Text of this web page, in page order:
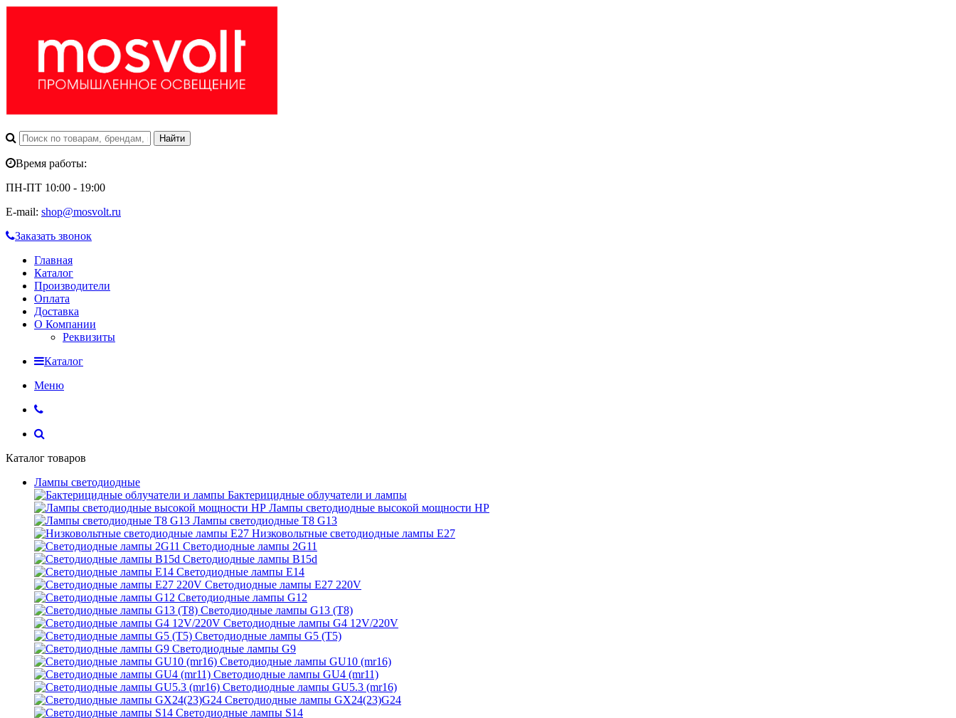
Время работы:
ПН-ПТ 10:00 - 19:00
E-mail: shop@mosvolt.ru
Заказать звонок
Главная
Каталог
Производители
Оплата
Доставка
О Компании
Реквизиты
Каталог
Меню
Каталог товаров
Лампы светодиодные
Бактерицидные облучатели и лампы
Лампы светодиодные высокой мощности HP
Лампы светодиодные Т8 G13
Низковольтные светодиодные лампы E27
Светодиодные лампы 2G11
Светодиодные лампы B15d
Светодиодные лампы E14
Светодиодные лампы E27 220V
Светодиодные лампы G12
Светодиодные лампы G13 (T8)
Светодиодные лампы G4 12V/220V
Светодиодные лампы G5 (T5)
Светодиодные лампы G9
Светодиодные лампы GU10 (mr16)
Светодиодные лампы GU4 (mr11)
Светодиодные лампы GU5.3 (mr16)
Светодиодные лампы GX24(23)G24
Светодиодные лампы S14